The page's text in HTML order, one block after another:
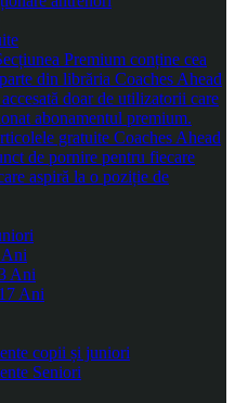
Premium conține cea
din librăria Coaches Ahead
doar de utilizatorii care
abonamentul premium.
gratuite Coaches Ahead
de pornire pentru fiecare
aspiră la o poziție de
Ani
Ani
Ani
copii și juniori
Seniori